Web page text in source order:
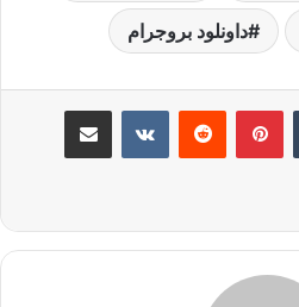
داونلود بروجرام
بينتيريست مشاركة عبر البريد